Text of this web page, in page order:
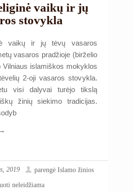
vaikų ir jų
stovykla
vaikų ir jų tėvų vasaros
vasaros pradžioje (birželio
Vilniaus islamiškos mokyklos
2-oji vasaros stovykla.
visi dalyvai turėjo tikslą
žinių siekimo tradicijas.
2019 parengė Islamo žinios
neleidžiama